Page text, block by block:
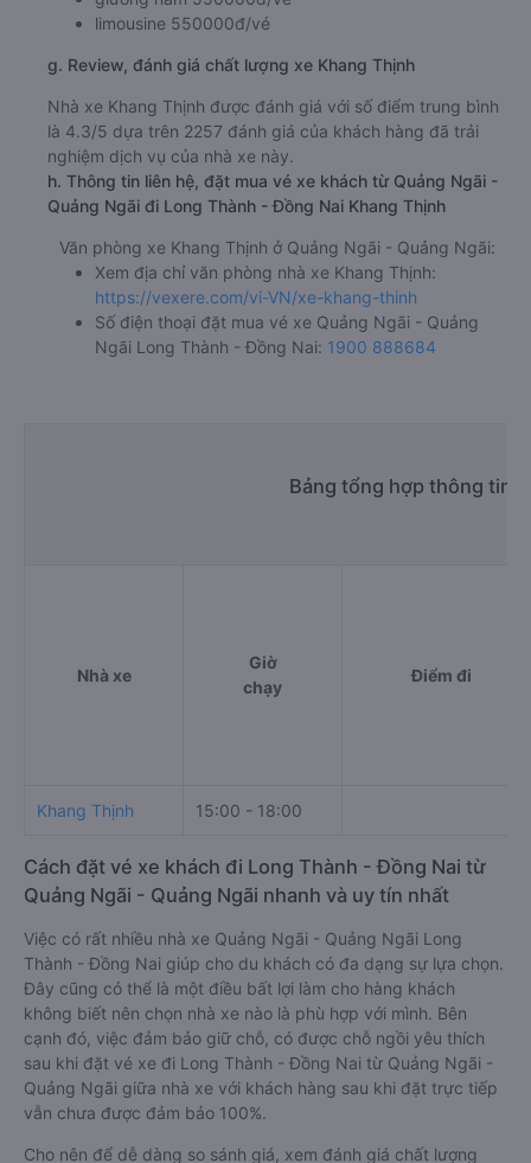
limousine 550000đ/vé
g. Review, đánh giá chất lượng xe Khang Thịnh
Nhà xe Khang Thịnh được đánh giá với số điểm trung bình
là 4.3/5 dựa trên 2257 đánh giá của khách hàng đã trải
nghiệm dịch vụ của nhà xe này.
h. Thông tin liên hệ, đặt mua vé xe khách từ Quảng Ngãi -
Quảng Ngãi đi Long Thành - Đồng Nai Khang Thịnh
Văn phòng xe Khang Thịnh ở Quảng Ngãi - Quảng Ngãi:
Xem địa chỉ văn phòng nhà xe Khang Thịnh:
https://vexere.com/vi-VN/xe-khang-thinh
Số điện thoại đặt mua vé xe Quảng Ngãi - Quảng
Ngãi Long Thành - Đồng Nai: 1900 888684
Bảng tổng hợp thông tin
Nhà xe
Giờ
chạy
Điểm đi
Khang Thịnh 15:00 - 18:00
Cách đặt vé xe khách đi Long Thành - Đồng Nai từ
Quảng Ngãi - Quảng Ngãi nhanh và uy tín nhất
Việc có rất nhiều nhà xe Quảng Ngãi - Quảng Ngãi Long
Thành - Đồng Nai giúp cho du khách có đa dạng sự lựa chọn.
Đây cũng có thể là một điều bất lợi làm cho hàng khách
không biết nên chọn nhà xe nào là phù hợp với mình. Bên
cạnh đó, việc đảm bảo giữ chỗ, có được chỗ ngồi yêu thích
sau khi đặt vé xe đi Long Thành - Đồng Nai từ Quảng Ngãi -
Quảng Ngãi giữa nhà xe với khách hàng sau khi đặt trực tiếp
vẫn chưa được đảm bảo 100%.
Cho nên để dễ dàng so sánh giá, xem đánh giá chất lượng